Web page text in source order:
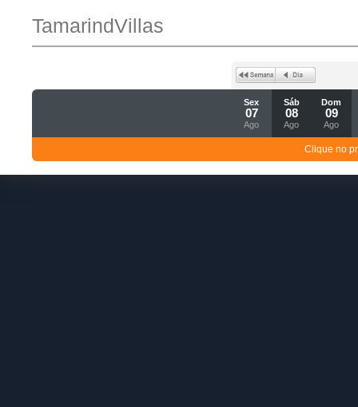
TamarindVillas
Sex
07
Ago
Sáb
08
Ago
Dom
09
Ago
Clique no